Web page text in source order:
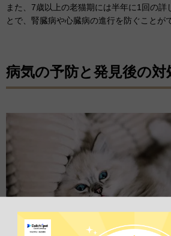
また、7歳以上の老猫期には半年に1回の詳
とで、腎臓病や心臓病の進行を防ぐことが
病気の予防と発見後の対